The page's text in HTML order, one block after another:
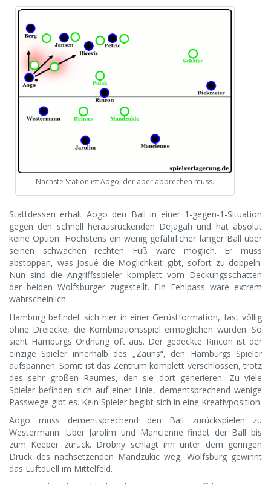
Nächste Station ist Aogo, der aber abbrechen muss.
Stattdessen erhält Aogo den Ball in einer 1-gegen-1-Situation
gegen den schnell herausrückenden Dejagah und hat absolut
keine Option. Höchstens ein wenig gefährlicher langer Ball über
seinen schwachen rechten Fuß wäre möglich. Er muss
abstoppen, was Josué die Möglichkeit gibt, sofort zu doppeln.
Nun sind die Angriffsspieler komplett vom Deckungsschatten
der beiden Wolfsburger zugestellt. Ein Fehlpass wäre extrem
wahrscheinlich.
Hamburg befindet sich hier in einer Gerüstformation, fast völlig
ohne Dreiecke, die Kombinationsspiel ermöglichen würden. So
sieht Hamburgs Ordnung oft aus. Der gedeckte Rincon ist der
einzige Spieler innerhalb des „Zauns“, den Hamburgs Spieler
aufspannen. Somit ist das Zentrum komplett verschlossen, trotz
des sehr großen Raumes, den sie dort generieren. Zu viele
Spieler befinden sich auf einer Linie, dementsprechend wenige
Passwege gibt es. Kein Spieler begibt sich in eine Kreativposition.
Aogo muss dementsprechend den Ball zurückspielen zu
Westermann. Über Jarolim und Mancienne findet der Ball bis
zum Keeper zurück. Drobny schlägt ihn unter dem geringen
Druck des nachsetzenden Mandzukic weg, Wolfsburg gewinnt
das Luftduell im Mittelfeld.